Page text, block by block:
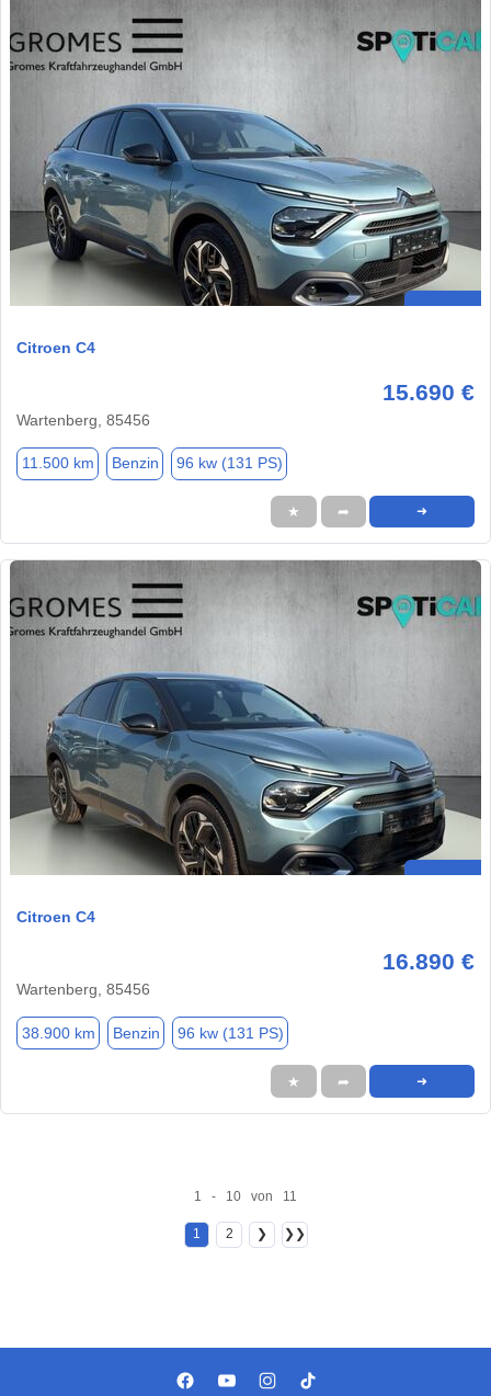
Citroen C4
15.690 €
Wartenberg, 85456
11.500 km Benzin 96 kw (131 PS)
★ ➦ ➜
Citroen C4
16.890 €
Wartenberg, 85456
38.900 km Benzin 96 kw (131 PS)
★ ➦ ➜
1 - 10 von 11
1 2 ❯ ❯❯